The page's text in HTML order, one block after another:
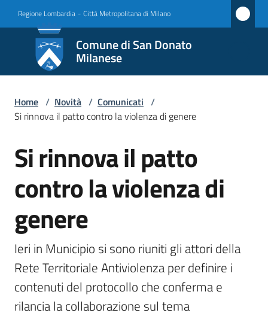
Regione Lombardia - Città Metropolitana di Milano
Comune di San Donato
Milanese
Comune
di San
Donato
Milanese
Amministrazione
Menu selezionato
Servizi
Vivere
Donato
Milanese
Home / Novità / Comunicati /
Si rinnova il patto contro la violenza di genere
Salta al contenuto
Si rinnova il patto
contro la violenza di
genere
Ieri in Municipio si sono riuniti gli attori della
Rete Territoriale Antiviolenza per definire i
contenuti del protocollo che conferma e
rilancia la collaborazione sul tema